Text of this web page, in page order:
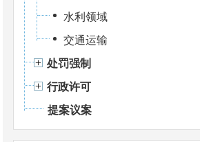
水利领域
交通运输
处罚强制
行政许可
提案议案